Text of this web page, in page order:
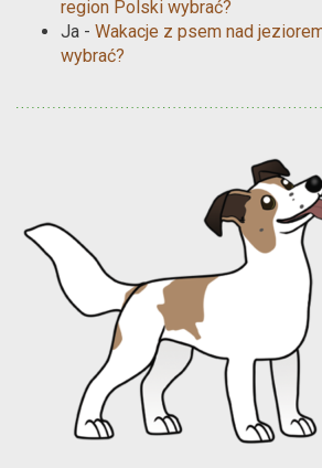
region Polski wybrać?
Ja - Wakacje z psem nad
wybrać?